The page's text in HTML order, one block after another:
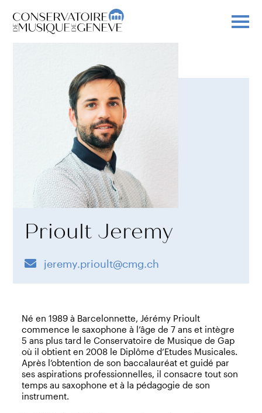
Prioult Jeremy
jeremy.prioult@cmg.ch
Né en 1989 à Barcelonnette, Jérémy Prioult
commence le saxophone à l’âge de 7 ans et intègre
5 ans plus tard le Conservatoire de Musique de Gap
où il obtient en 2008 le Diplôme d’Etudes Musicales.
Après l’obtention de son baccalauréat et guidé par
ses aspirations professionnelles, il consacre tout son
temps au saxophone et à la pédagogie de son
instrument.